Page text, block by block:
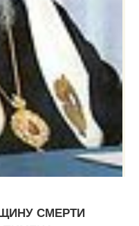
СМЕРТИ